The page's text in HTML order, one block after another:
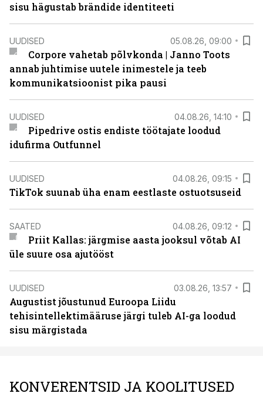
sisu hägustab brändide identiteeti
UUDISED 05.08.26, 09:00
Corpore vahetab põlvkonda | Janno Toots
annab juhtimise uutele inimestele ja teeb
kommunikatsioonist pika pausi
UUDISED 04.08.26, 14:10
Pipedrive ostis endiste töötajate loodud
idufirma Outfunnel
UUDISED 04.08.26, 09:15
TikTok suunab üha enam eestlaste ostuotsuseid
SAATED 04.08.26, 09:12
Priit Kallas: järgmise aasta jooksul võtab AI
üle suure osa ajutööst
UUDISED 03.08.26, 13:57
Augustist jõustunud Euroopa Liidu
tehisintellektimääruse järgi tuleb AI-ga loodud
sisu märgistada
KONVERENTSID JA KOOLITUSED